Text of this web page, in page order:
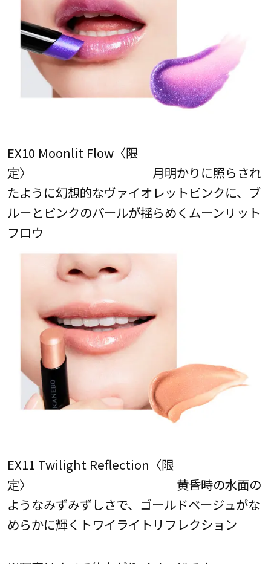
EX10 Moonlit Flow〈限
定〉 月明かりに照らされ
たように幻想的なヴァイオレットピンクに、ブ
ルーとピンクのパールが揺らめくムーンリット
フロウ
EX11 Twilight Reflection〈限
定〉 黄昏時の水面の
ようなみずみずしさで、ゴールドベージュがな
めらかに輝くトワイライトリフレクション